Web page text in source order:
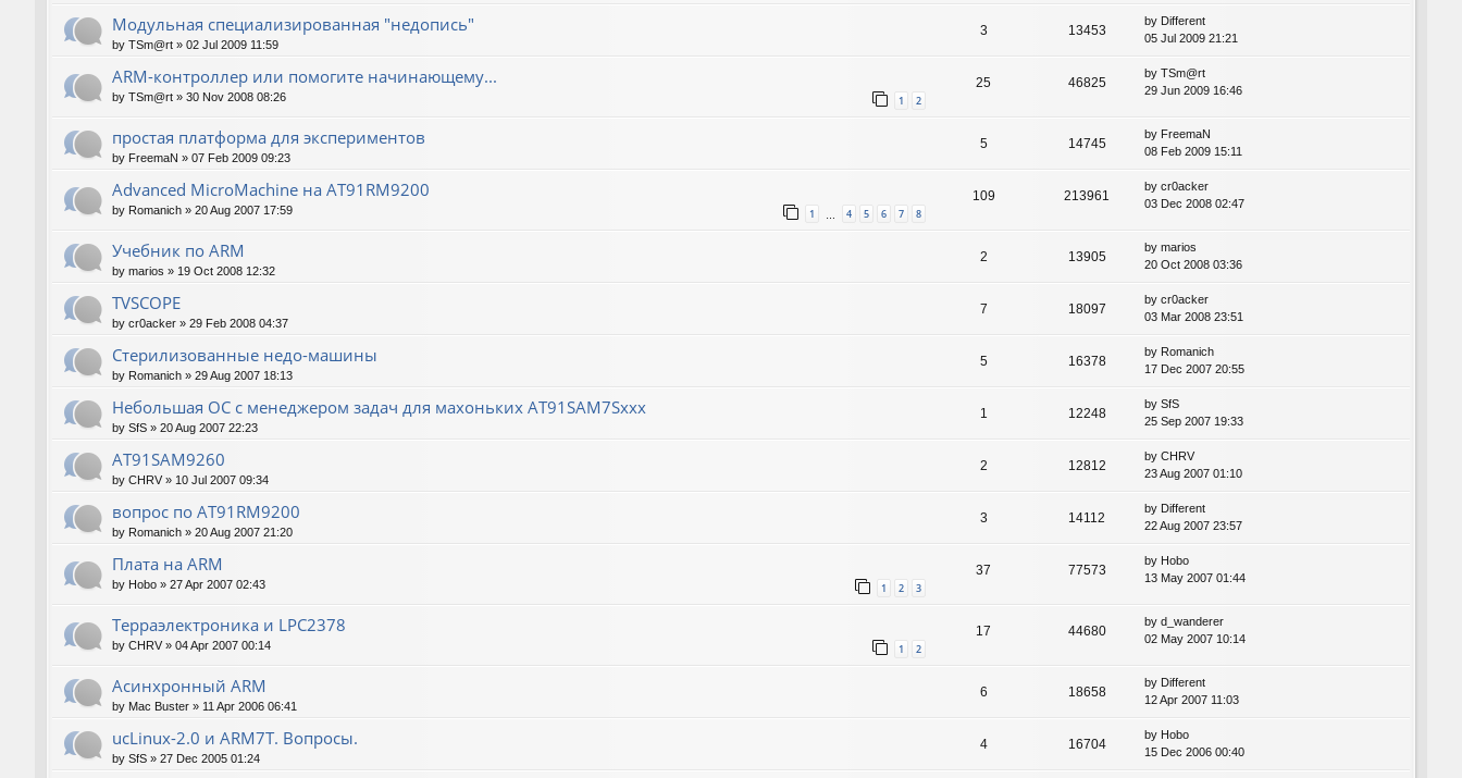
Модульная специализированная "недопись"
by TSm@rt » 02 Jul 2009 11:59
3 13453
by Different
05 Jul 2009 21:21
ARM-контроллер или помогите начинающему...
by TSm@rt » 30 Nov 2008 08:26 1 2
25 46825
by TSm@rt
29 Jun 2009 16:46
простая платформа для экспериментов
by FreemaN » 07 Feb 2009 09:23
5 14745
by FreemaN
08 Feb 2009 15:11
Advanced MicroMachine на AT91RM9200
by Romanich » 20 Aug 2007 17:59 1 … 4 5 6 7 8
109 213961
by cr0acker
03 Dec 2008 02:47
Учебник по ARM
by marios » 19 Oct 2008 12:32
2 13905
by marios
20 Oct 2008 03:36
TVSCOPE
by cr0acker » 29 Feb 2008 04:37
7 18097
by cr0acker
03 Mar 2008 23:51
Стерилизованные недо-машины
by Romanich » 29 Aug 2007 18:13
5 16378
by Romanich
17 Dec 2007 20:55
Небольшая ОС с менеджером задач для махоньких AT91SAM7Sxxx
by SfS » 20 Aug 2007 22:23
1 12248
by SfS
25 Sep 2007 19:33
AT91SAM9260
by CHRV » 10 Jul 2007 09:34
2 12812
by CHRV
23 Aug 2007 01:10
вопрос по AT91RM9200
by Romanich » 20 Aug 2007 21:20
3 14112
by Different
22 Aug 2007 23:57
Плата на ARM
by Hobo » 27 Apr 2007 02:43 1 2 3
37 77573
by Hobo
13 May 2007 01:44
Терраэлектроника и LPC2378
by CHRV » 04 Apr 2007 00:14 1 2
17 44680
by d_wanderer
02 May 2007 10:14
Асинхронный ARM
by Mac Buster » 11 Apr 2006 06:41
6 18658
by Different
12 Apr 2007 11:03
ucLinux-2.0 и ARM7T. Вопросы.
by SfS » 27 Dec 2005 01:24
4 16704
by Hobo
15 Dec 2006 00:40